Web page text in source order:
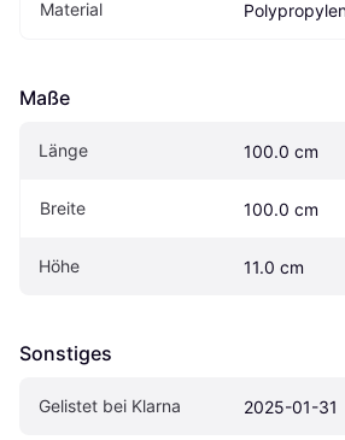
Material
Maße
Länge 100.0 cm
Breite 100.0 cm
Höhe 11.0 cm
Sonstiges
Gelistet bei Klarna 2025-01-31